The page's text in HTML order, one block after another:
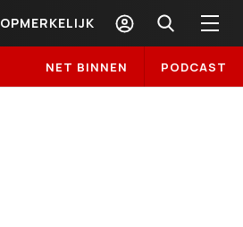
OPMERKELIJK
NET BINNEN PODCAST